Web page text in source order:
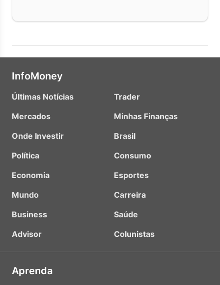
InfoMoney
Últimas Notícias
Mercados
Onde Investir
Política
Economia
Mundo
Business
Advisor
Trader
Minhas Finanças
Brasil
Consumo
Esportes
Carreira
Saúde
Colunistas
Aprenda